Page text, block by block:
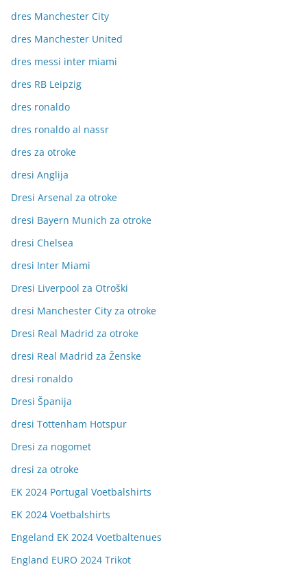
dres Manchester City
dres Manchester United
dres messi inter miami
dres RB Leipzig
dres ronaldo
dres ronaldo al nassr
dres za otroke
dresi Anglija
Dresi Arsenal za otroke
dresi Bayern Munich za otroke
dresi Chelsea
dresi Inter Miami
Dresi Liverpool za Otroški
dresi Manchester City za otroke
Dresi Real Madrid za otroke
dresi Real Madrid za Ženske
dresi ronaldo
Dresi Španija
dresi Tottenham Hotspur
Dresi za nogomet
dresi za otroke
EK 2024 Portugal Voetbalshirts
EK 2024 Voetbalshirts
Engeland EK 2024 Voetbaltenues
England EURO 2024 Trikot